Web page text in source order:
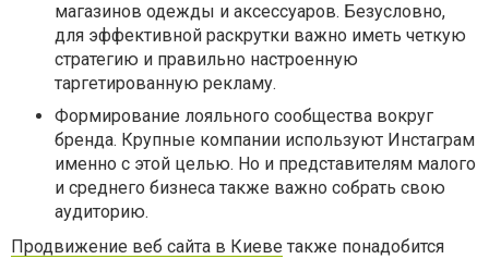
магазинов одежды и аксессуаров. Безусловно,
для эффективной раскрутки важно иметь четкую
стратегию и правильно настроенную
таргетированную рекламу.
Формирование лояльного сообщества вокруг
бренда. Крупные компании используют Инстаграм
именно с этой целью. Но и представителям малого
и среднего бизнеса также важно собрать свою
аудиторию.
Продвижение веб сайта в Киеве также понадобится